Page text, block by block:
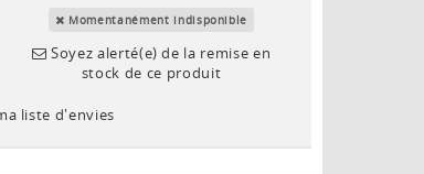
Momentanément indisponible
Soyez alerté(e) de la remise en
stock de ce produit
liste d'envies